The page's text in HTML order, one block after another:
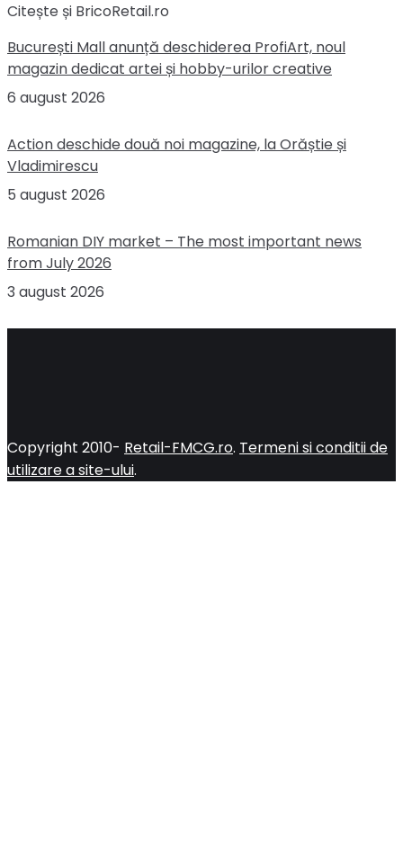
Citește și BricoRetail.ro
București Mall anunță deschiderea ProfiArt, noul
magazin dedicat artei și hobby-urilor creative
6 august 2026
Action deschide două noi magazine, la Orăștie și
Vladimirescu
5 august 2026
Romanian DIY market – The most important news
from July 2026
3 august 2026
Copyright 2010- Retail-FMCG.ro. Termeni si conditii de
utilizare a site-ului.